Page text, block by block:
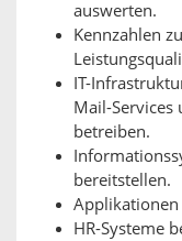
auswerten.
Kennzahlen
IT-
Mail-Services
betreiben.
bereitstellen.
HR-Systeme